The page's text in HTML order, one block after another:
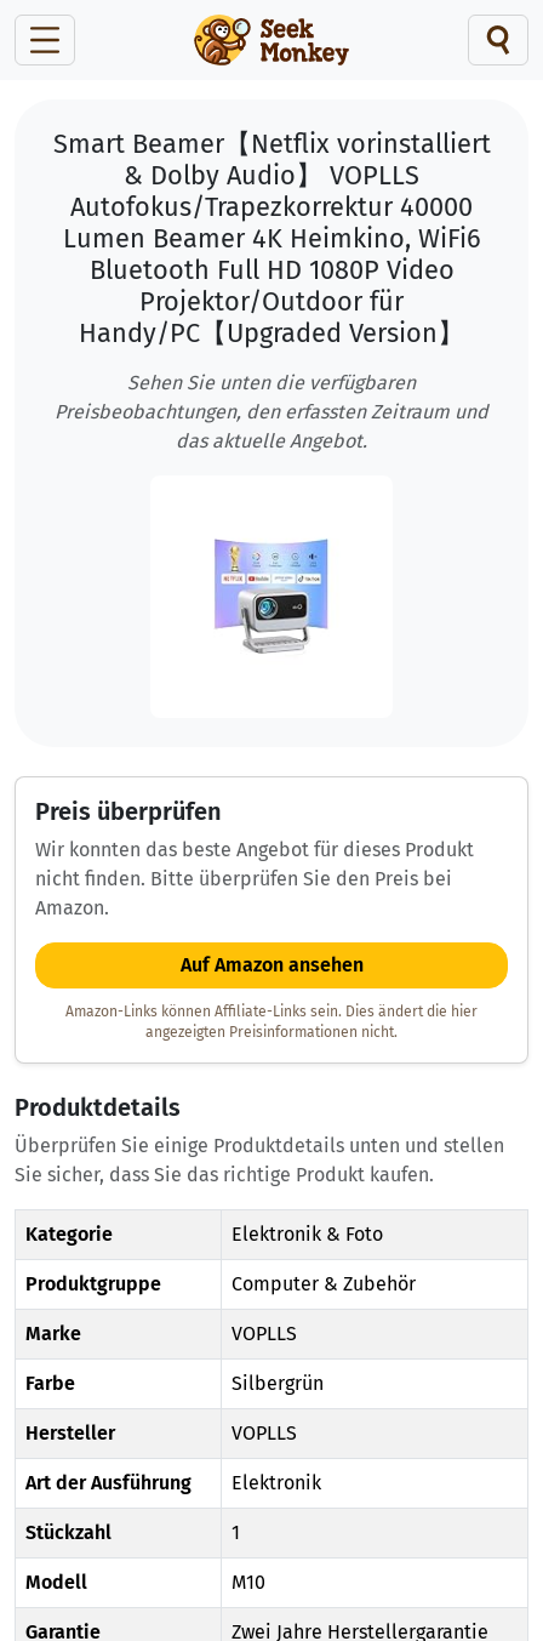
Smart Beamer【Netflix vorinstalliert
& Dolby Audio】 VOPLLS
Autofokus/Trapezkorrektur 40000
Lumen Beamer 4K Heimkino, WiFi6
Bluetooth Full HD 1080P Video
Projektor/Outdoor für
Handy/PC【Upgraded Version】
Sehen Sie unten die verfügbaren
Preisbeobachtungen, den erfassten Zeitraum und
das aktuelle Angebot.
Preis überprüfen
Wir konnten das beste Angebot für dieses Produkt
nicht finden. Bitte überprüfen Sie den Preis bei
Amazon.
Auf Amazon ansehen
Amazon-Links können Affiliate-Links sein. Dies ändert die hier
angezeigten Preisinformationen nicht.
Produktdetails
Überprüfen Sie einige Produktdetails unten und stellen
Sie sicher, dass Sie das richtige Produkt kaufen.
Kategorie Elektronik & Foto
Produktgruppe Computer & Zubehör
Marke VOPLLS
Farbe Silbergrün
Hersteller VOPLLS
Art der Ausführung Elektronik
Stückzahl 1
Modell M10
Garantie Zwei Jahre Herstellergarantie